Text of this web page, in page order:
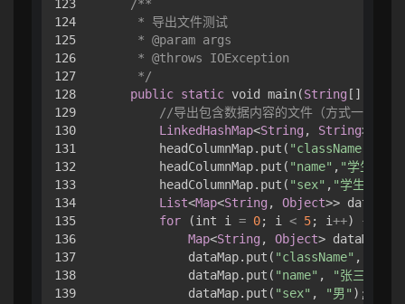
123
124
125
126
127
128
129
130
131
132
133
134
135
136
137
138
139
/**
     * 导出文件测试
     * @param args
     * @throws IOException
     */
public static void main(String []
//导出包含数据内容的文件（方式一）
LinkedHashMap<String , String>
        headColumnMap.put(
"className"
        headColumnMap.put(
"name" , "学生信息
        headColumnMap.put(
"sex" , "学生信息,
List<Map<String , Object>>
for (int i = 0; i < 5; i++) {
Map<String , Object> dataMap
            dataMap.put(
"className" ,
            dataMap.put(
"name" , "张三"
            dataMap.put(
"sex" , "男" );